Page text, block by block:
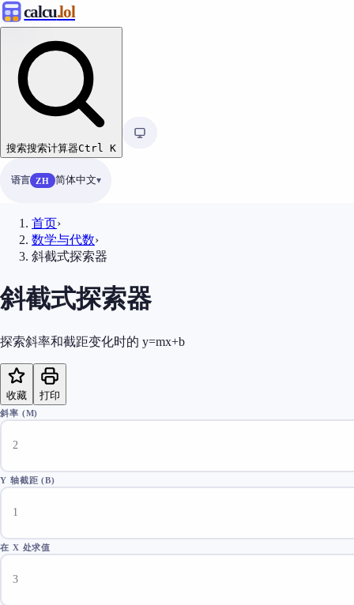
calcu.lol
搜索搜索计算器Ctrl K
语言 ZH 简体中文
首页›
数学与代数›
斜截式探索器
斜截式探索器
探索斜率和截距变化时的 y=mx+b
收藏 打印
斜率 (M)
Y 轴截距 (B)
在 X 处求值